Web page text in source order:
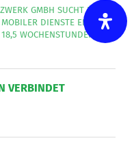
GMBH SUCHT FÜR
DIENSTE EINE*N
WOCHENSTUNDEN.
VERBINDET